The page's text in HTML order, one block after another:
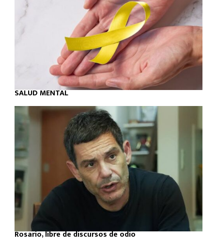
SALUD MENTAL
Rosario, libre de discursos de odio